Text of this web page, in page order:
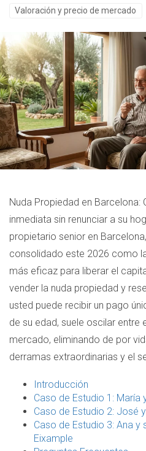
Valoración y precio de mercado
Nuda Propiedad en Barcelona:
inmediata sin renunciar a su
propietario senior en
consolidado este 2026 como
más eficaz para liberar el
vender la nuda propiedad y
usted puede recibir un pago
de su edad, suele oscilar entre
mercado, eliminando de por
derramas extraordinarias y el
Introducción
Caso de Estudio 1: María
Caso de Estudio 2: José
Caso de Estudio 3: Ana y
Eixample